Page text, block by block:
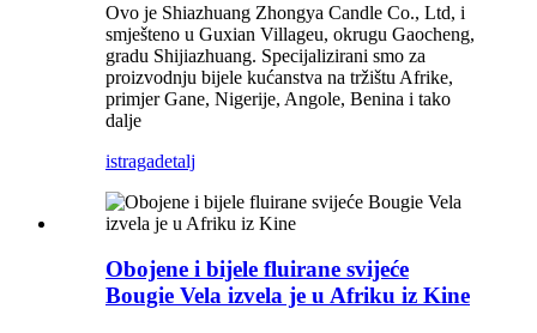
Ovo je Shiazhuang Zhongya Candle Co., Ltd, i
smješteno u Guxian Villageu, okrugu Gaocheng,
gradu Shijiazhuang. Specijalizirani smo za
proizvodnju bijele kućanstva na tržištu Afrike,
primjer Gane, Nigerije, Angole, Benina i tako
dalje
istragadetalj
Obojene i bijele fluirane svijeće
Bougie Vela izvela je u Afriku iz Kine